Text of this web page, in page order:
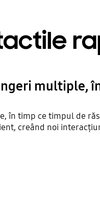
multiple,
în timp ce timpul de
creând noi